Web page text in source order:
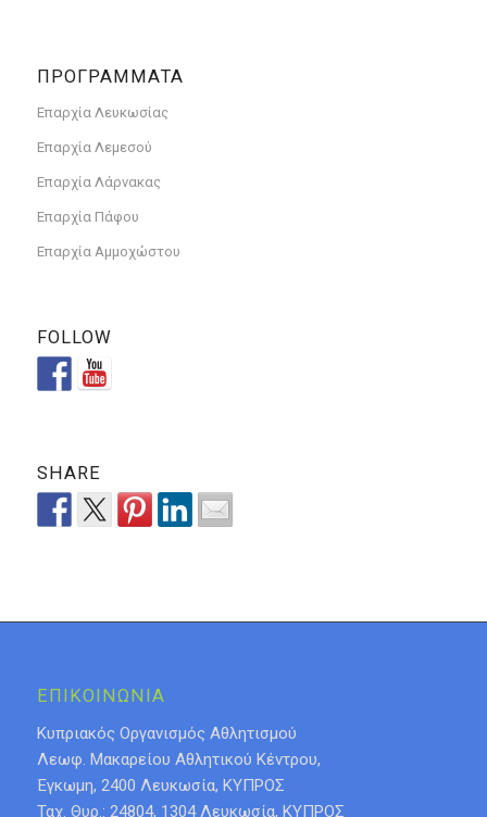
ΠΡΟΓΡΑΜΜΑΤΑ
Επαρχία Λευκωσίας
Επαρχία Λεμεσού
Επαρχία Λάρνακας
Επαρχία Πάφου
Επαρχία Αμμοχώστου
FOLLOW
SHARE
ΕΠΙΚΟΙΝΩΝΙΑ
Κυπριακός Οργανισμός Αθλητισμού
Λεωφ. Μακαρείου Αθλητικού Κέντρου,
Έγκωμη, 2400 Λευκωσία, ΚΥΠΡΟΣ
Ταχ. Θυρ.: 24804, 1304 Λευκωσία, ΚΥΠΡΟΣ